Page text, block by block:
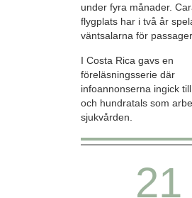
under fyra månader.
flygplats har i två år
väntsalarna för
I Costa Rica gavs en
föreläsningsserie där
infoannonserna ingick
och hundratals som
sjukvården.
21